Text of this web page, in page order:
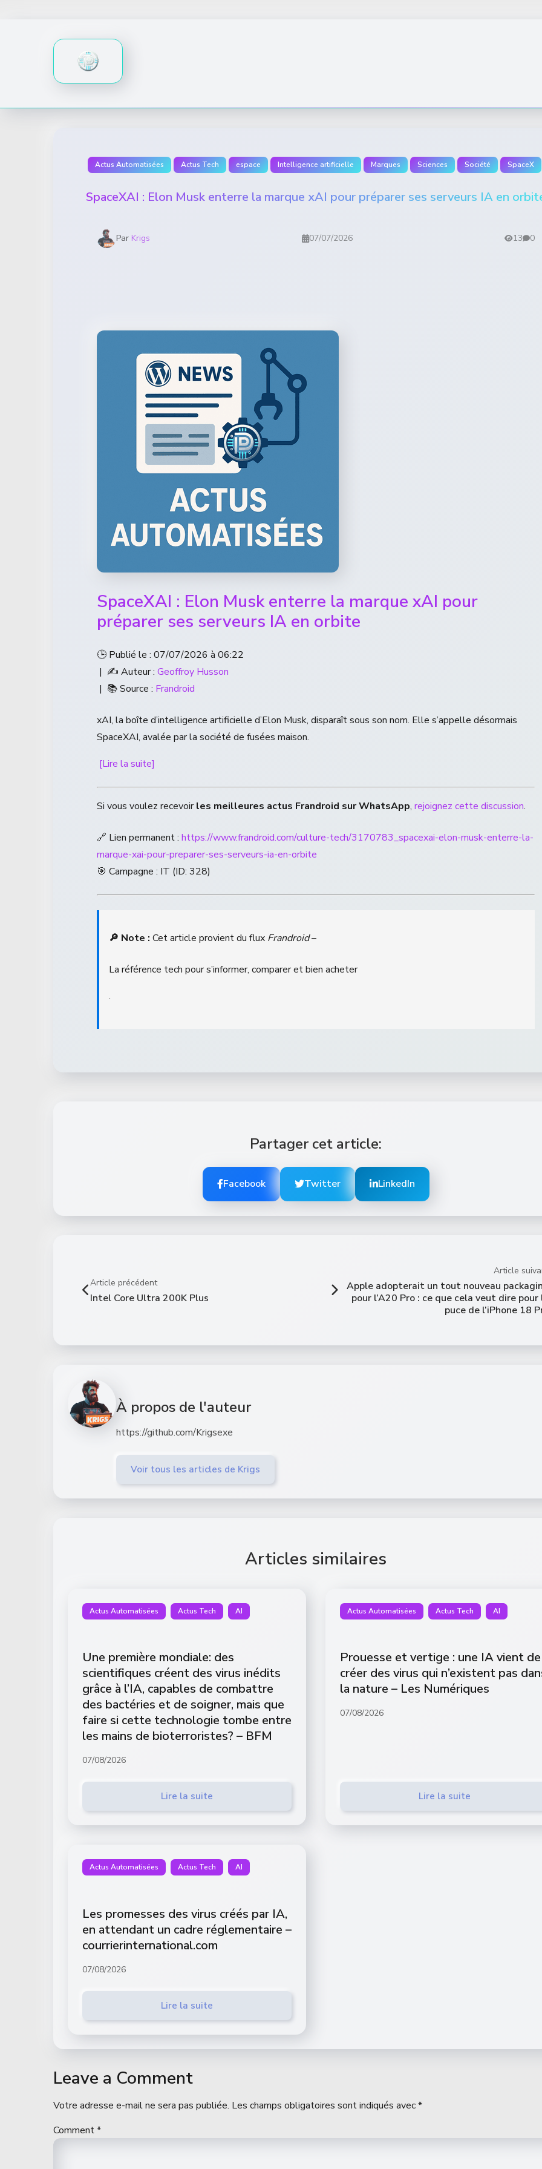
Actus Automatisées Actus Tech espace Intelligence artificielle Marques Sciences Société SpaceX
SpaceXAI : Elon Musk enterre la marque xAI pour préparer ses serveurs IA en
Par Krigs 07/07/2026 13 0
SpaceXAI : Elon Musk enterre la marque xAI pour
préparer ses serveurs IA en orbite
🕒 Publié le : 07/07/2026 à 06:22
| ✍️ Auteur : Geoffroy Husson
| 📚 Source : Frandroid
xAI, la boîte d’intelligence artificielle d’Elon Musk, disparaît sous son nom. Elle s’appelle désormais
SpaceXAI, avalée par la société de fusées maison.
[Lire la suite]
Si vous voulez recevoirles meilleures actus Frandroid sur WhatsApp, rejoignez cette discussion.
🔗 Lien permanent : https://www.frandroid.com/culture-tech/3170783_spacexai-elon-musk-enterre-la-
marque-xai-pour-preparer-ses-serveurs-ia-en-orbite
🎯 Campagne : IT (ID: 328)
🔎 Note : Cet article provient du flux Frandroid–
La référence tech pour s’informer, comparer et bien acheter
.
Partager cet article:
Facebook Twitter LinkedIn
Article précédent
Intel Core Ultra 200K Plus
Article
Apple adopterait un tout nouveau
pour l’A20 Pro : ce que cela veut dire pour
puce de l’iPhone 18
À propos de l'auteur
https://github.com/Krigsexe
Voir tous les articles de Krigs
Articles similaires
Actus Automatisées Actus Tech AI
Une première mondiale: des
scientifiques créent des virus inédits
grâce à l’IA, capables de combattre
des bactéries et de soigner, mais que
faire si cette technologie tombe entre
les mains de bioterroristes? – BFM
07/08/2026
Lire la suite
Actus Automatisées Actus Tech AI
Prouesse et vertige : une IA vient de
créer des virus qui n’existent pas
la nature – Les Numériques
07/08/2026
Lire la suite
Actus Automatisées Actus Tech AI
Les promesses des virus créés par IA,
en attendant un cadre réglementaire –
courrierinternational.com
07/08/2026
Lire la suite
Leave a Comment
Votre adresse e-mail ne sera pas publiée. Les champs obligatoires sont indiqués avec*
Comment*